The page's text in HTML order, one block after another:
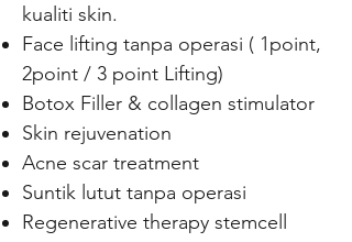
kualiti skin.
Face lifting tanpa operasi ( 1point,
2point / 3 point Lifting)
Botox Filler & collagen stimulator
Skin rejuvenation
Acne scar treatment
Suntik lutut tanpa operasi
Regenerative therapy stemcell